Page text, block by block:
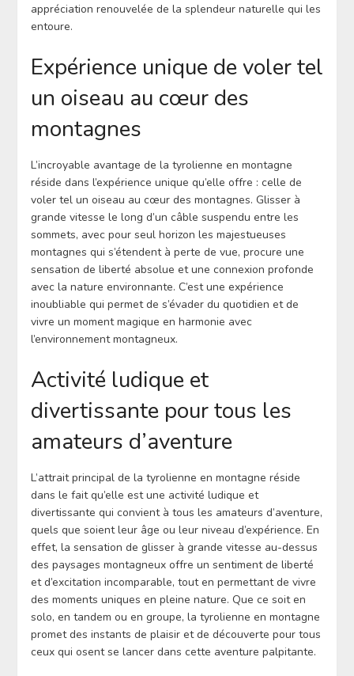
appréciation renouvelée de la splendeur naturelle qui les
entoure.
Expérience unique de voler tel
un oiseau au cœur des
montagnes
L’incroyable avantage de la tyrolienne en montagne
réside dans l’expérience unique qu’elle offre : celle de
voler tel un oiseau au cœur des montagnes. Glisser à
grande vitesse le long d’un câble suspendu entre les
sommets, avec pour seul horizon les majestueuses
montagnes qui s’étendent à perte de vue, procure une
sensation de liberté absolue et une connexion profonde
avec la nature environnante. C’est une expérience
inoubliable qui permet de s’évader du quotidien et de
vivre un moment magique en harmonie avec
l’environnement montagneux.
Activité ludique et
divertissante pour tous les
amateurs d’aventure
L’attrait principal de la tyrolienne en montagne réside
dans le fait qu’elle est une activité ludique et
divertissante qui convient à tous les amateurs d’aventure,
quels que soient leur âge ou leur niveau d’expérience. En
effet, la sensation de glisser à grande vitesse au-dessus
des paysages montagneux offre un sentiment de liberté
et d’excitation incomparable, tout en permettant de vivre
des moments uniques en pleine nature. Que ce soit en
solo, en tandem ou en groupe, la tyrolienne en montagne
promet des instants de plaisir et de découverte pour tous
ceux qui osent se lancer dans cette aventure palpitante.